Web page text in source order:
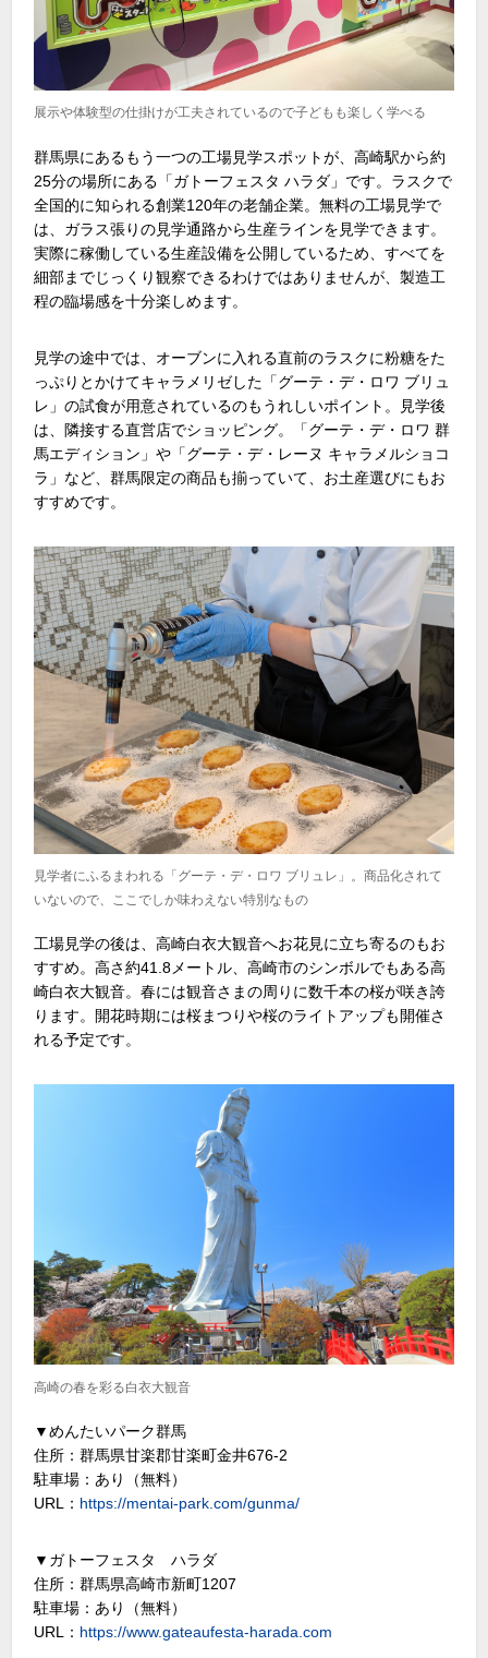
展示や体験型の仕掛けが工夫されているので子どもも楽しく学べる
群馬県にあるもう一つの工場見学スポットが、高崎駅から約
25分の場所にある「ガトーフェスタ ハラダ」です。ラスクで
全国的に知られる創業120年の老舗企業。無料の工場見学で
は、ガラス張りの見学通路から生産ラインを見学できます。
実際に稼働している生産設備を公開しているため、すべてを
細部までじっくり観察できるわけではありませんが、製造工
程の臨場感を十分楽しめます。
見学の途中では、オーブンに入れる直前のラスクに粉糖をた
っぷりとかけてキャラメリゼした「グーテ・デ・ロワ ブリュ
レ」の試食が用意されているのもうれしいポイント。見学後
は、隣接する直営店でショッピング。「グーテ・デ・ロワ 群
馬エディション」や「グーテ・デ・レーヌ キャラメルショコ
ラ」など、群馬限定の商品も揃っていて、お土産選びにもお
すすめです。
見学者にふるまわれる「グーテ・デ・ロワ ブリュレ」。商品化されて
いないので、ここでしか味わえない特別なもの
工場見学の後は、高崎白衣大観音へお花見に立ち寄るのもお
すすめ。高さ約41.8メートル、高崎市のシンボルでもある高
崎白衣大観音。春には観音さまの周りに数千本の桜が咲き誇
ります。開花時期には桜まつりや桜のライトアップも開催さ
れる予定です。
高崎の春を彩る白衣大観音
▼めんたいパーク群馬
住所：群馬県甘楽郡甘楽町金井676-2
駐車場：あり（無料）
URL： https://mentai-park.com/gunma/
▼ガトーフェスタ ハラダ
住所：群馬県高崎市新町1207
駐車場：あり（無料）
URL： https://www.gateaufesta-harada.com